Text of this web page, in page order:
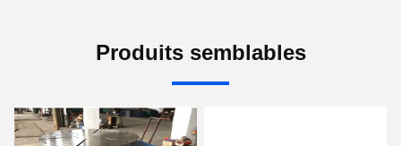
Produits semblables